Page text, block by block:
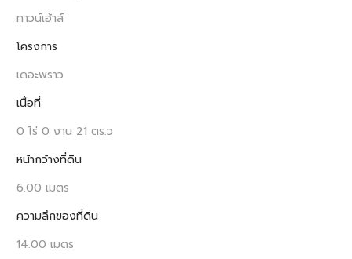
ทาวน์เฮ้าส์
โครงการ
เดอะพราว
เนื้อที่
0 ไร่ 0 งาน 21 ตร.ว
หน้ากว้างที่ดิน
6.00 เมตร
ความลึกของที่ดิน
14.00 เมตร